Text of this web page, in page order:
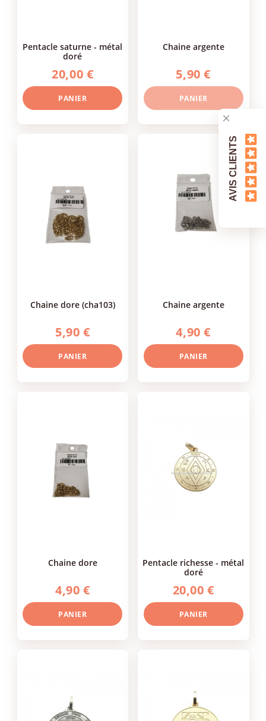
pentacle saturne - métal
doré
20,00 €
PANIER
chaine argente
5,90 €
PANIER
chaine dore (cha103)
5,90 €
PANIER
chaine argente
4,90 €
PANIER
chaine dore
4,90 €
PANIER
pentacle richesse - métal
doré
20,00 €
PANIER
AVIS CLIENTS